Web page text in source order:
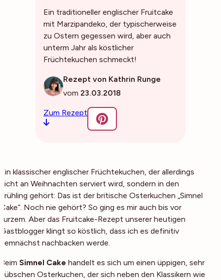
Ein traditioneller englischer Fruitcake
mit Marzipandeko, der typischerweise
zu Ostern gegessen wird, aber auch
unterm Jahr als köstlicher
Früchtekuchen schmeckt!
Rezept von Kathrin Runge
vom 23.03.2018
Zum Rezept
Ein klassischer englischer Früchtekuchen, der allerdings
nicht an Weihnachten serviert wird, sondern in den
Frühling gehört: Das ist der britische Osterkuchen „Simnel
Cake“. Noch nie gehört? So ging es mir auch bis vor
kurzem. Aber das Fruitcake-Rezept unserer heutigen
Gastblogger klingt so köstlich, dass ich es definitiv
demnächst nachbacken werde.
Beim Simnel Cake handelt es sich um einen üppigen, sehr
hübschen Osterkuchen, der sich neben den Klassikern wie